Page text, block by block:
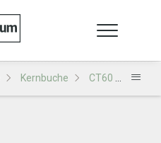
Kernbuche CT60 Couchtisch